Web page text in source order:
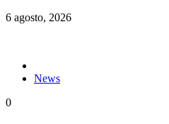
6 agosto, 2026
News
0